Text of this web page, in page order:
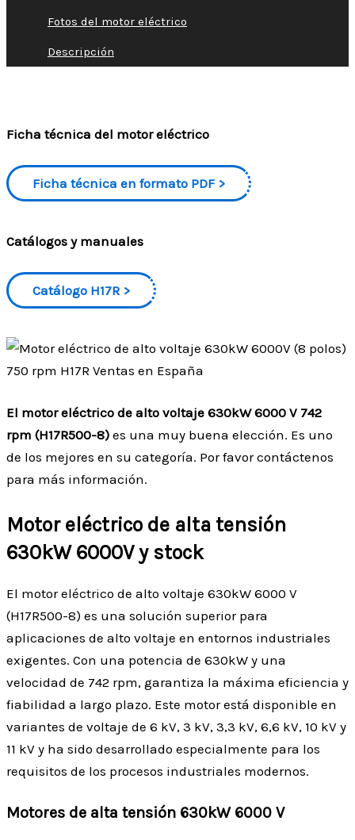
Fotos del motor eléctrico
Descripción
Ficha técnica del motor eléctrico
Ficha técnica en formato PDF
Catálogos y manuales
Catálogo H17R
El motor eléctrico de alto voltaje 630kW 6000 V 742
rpm (H17R500-8) es una muy buena elección. Es uno
de los mejores en su categoría. Por favor contáctenos
para más información.
Motor eléctrico de alta tensión
630kW 6000V y stock
El motor eléctrico de alto voltaje 630kW 6000 V
(H17R500-8) es una solución superior para
aplicaciones de alto voltaje en entornos industriales
exigentes. Con una potencia de 630kW y una
velocidad de 742 rpm, garantiza la máxima eficiencia y
fiabilidad a largo plazo. Este motor está disponible en
variantes de voltaje de 6 kV, 3 kV, 3,3 kV, 6,6 kV, 10 kV y
11 kV y ha sido desarrollado especialmente para los
requisitos de los procesos industriales modernos.
Motores de alta tensión 630kW 6000 V